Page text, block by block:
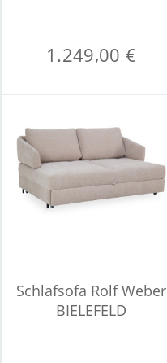
1.249,00 €
Schlafsofa Rolf Weber
BIELEFELD